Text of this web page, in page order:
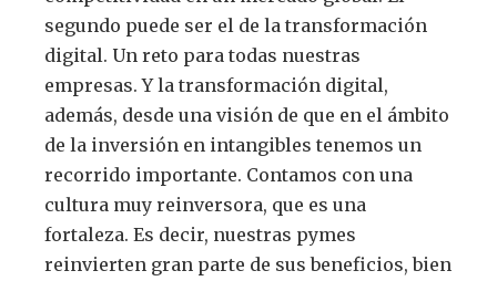
segundo puede ser el de la transformación
digital. Un reto para todas nuestras
empresas. Y la transformación digital,
además, desde una visión de que en el ámbito
de la inversión en intangibles tenemos un
recorrido importante. Contamos con una
cultura muy reinversora, que es una
fortaleza. Es decir, nuestras pymes
reinvierten gran parte de sus beneficios, bien